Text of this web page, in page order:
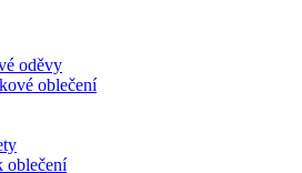
oděvy
oblečení
oblečení